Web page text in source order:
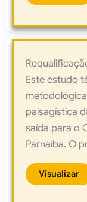
Este estudo
paisagística
saída para o
Parnaíba. O
fases:
sede,Visualizar